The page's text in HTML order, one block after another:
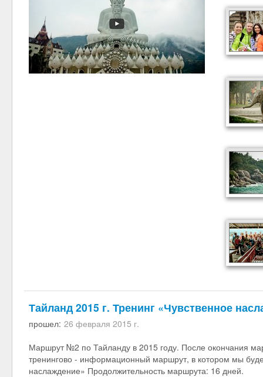
Тайланд 2015 г. Тренинг «Чувственное
прошел: 26 февраля 2015 г.
Маршрут №2 по Тайланду в 2015 году. После окончания
тренингово - информационный маршрут, в котором мы
наслаждение» Продолжительность маршрута: 16 дней.